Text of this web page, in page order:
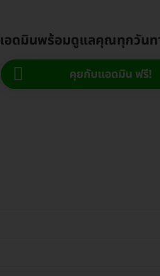
อดมินพร้อมดูแลคุณทุกวันท
คุยกับแอดมิน ฟรี!